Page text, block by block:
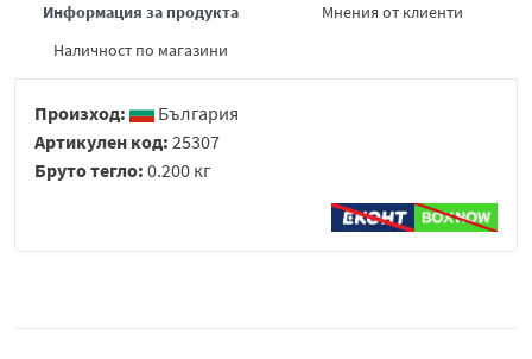
Информация за продукта
Мнения от клиенти
Наличност по магазини
Произход:
България
Артикулен код: 25307
Бруто тегло: 0.200 кг